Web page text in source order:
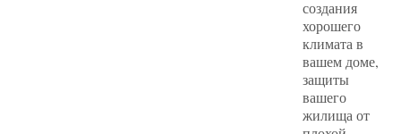
создания
хорошего
климата в
вашем доме,
защиты
вашего
жилища от